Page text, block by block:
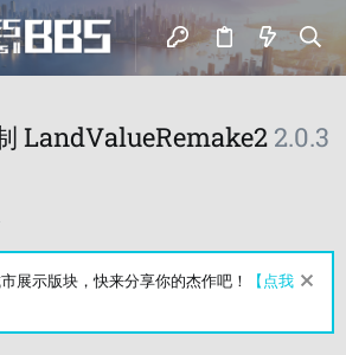
LandValueRemake2 2.0.3
展示版块，快来分享你的杰作吧！
【点我